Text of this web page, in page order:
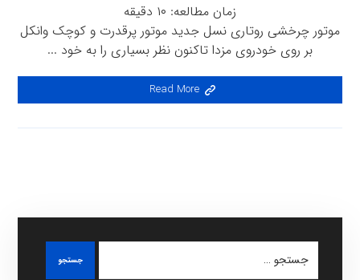
زمان مطالعه: ۱۰ دقیقه
موتور چرخشی روتاری نسل جديد موتور پرقدرت و کوچک وانکل
بر روى خودروى مزدا تاکنون نظر بسيارى را به خود ...
Read More
جستجو